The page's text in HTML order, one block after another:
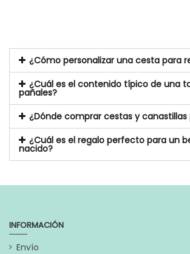
¿Cómo personalizar una cesta para
¿Cuál es el contenido típico de una
pañales?
¿Dónde comprar cestas y canastillas
¿Cuál es el regalo perfecto para un
nacido?
INFORMACIÓN
Envío